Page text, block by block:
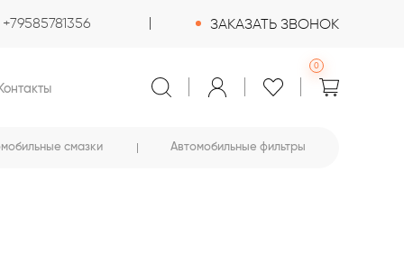
+79585781356 ЗАКАЗАТЬ ЗВОНОК
0
смазки Автомобильные фильтры